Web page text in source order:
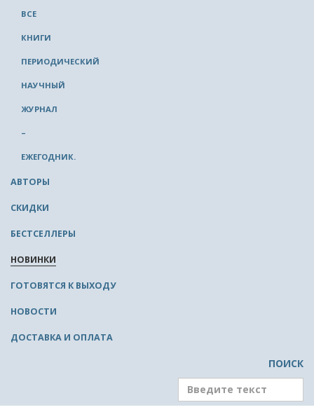
ВСЕ
КНИГИ
ПЕРИОДИЧЕСКИЙ
НАУЧНЫЙ
ЖУРНАЛ
–
ЕЖЕГОДНИК.
АВТОРЫ
СКИДКИ
БЕСТСЕЛЛЕРЫ
НОВИНКИ
ГОТОВЯТСЯ К ВЫХОДУ
НОВОСТИ
ДОСТАВКА И ОПЛАТА
ПОИСК